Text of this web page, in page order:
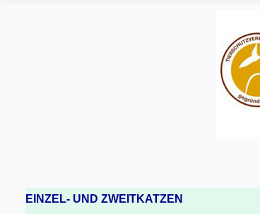
EINZEL- UND ZWEITKATZEN